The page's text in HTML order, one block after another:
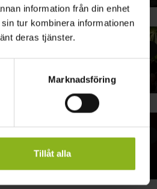
information från din enhet
tur kombinera informationen
deras tjänster.
Marknadsföring
Tillåt alla
Utvald